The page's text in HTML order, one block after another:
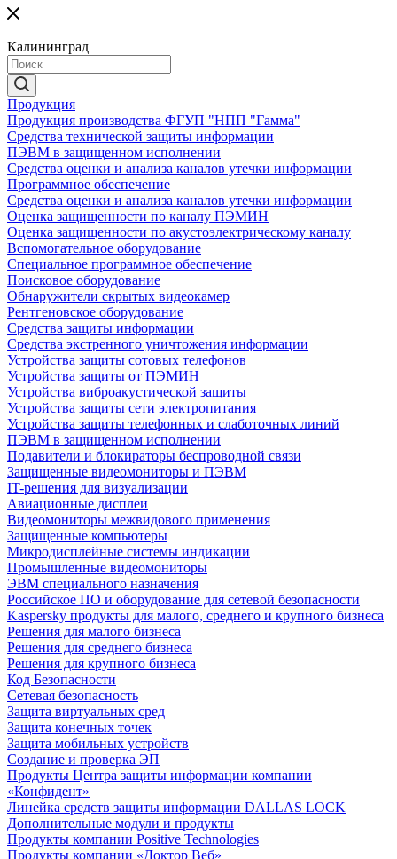
Калининград
Продукция
Продукция производства ФГУП "НПП "Гамма"
Средства технической защиты информации
ПЭВМ в защищенном исполнении
Средства оценки и анализа каналов утечки информации
Программное обеспечение
Средства оценки и анализа каналов утечки информации
Оценка защищенности по каналу ПЭМИН
Оценка защищенности по акустоэлектрическому каналу
Вспомогательное оборудование
Специальное программное обеспечение
Поисковое оборудование
Обнаружители скрытых видеокамер
Рентгеновское оборудование
Средства защиты информации
Средства экстренного уничтожения информации
Устройства защиты сотовых телефонов
Устройства защиты от ПЭМИН
Устройства виброакустической защиты
Устройства защиты сети электропитания
Устройства защиты телефонных и слаботочных линий
ПЭВМ в защищенном исполнении
Подавители и блокираторы беспроводной связи
Защищенные видеомониторы и ПЭВМ
IT-решения для визуализации
Авиационные дисплеи
Видеомониторы межвидового применения
Защищенные компьютеры
Микродисплейные системы индикации
Промышленные видеомониторы
ЭВМ специального назначения
Российское ПО и оборудование для сетевой безопасности
Kaspersky продукты для малого, среднего и крупного бизнеса
Решения для малого бизнеса
Решения для среднего бизнеса
Решения для крупного бизнеса
Код Безопасности
Сетевая безопасность
Защита виртуальных сред
Защита конечных точек
Защита мобильных устройств
Создание и проверка ЭП
Продукты Центра защиты информации компании
«Конфидент»
Линейка средств защиты информации DALLAS LOCK
Дополнительные модули и продукты
Продукты компании Positive Technologies
Продукты компании «Доктор Веб»